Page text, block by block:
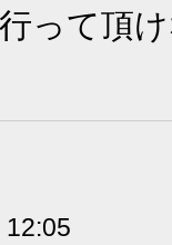
って頂
12:05